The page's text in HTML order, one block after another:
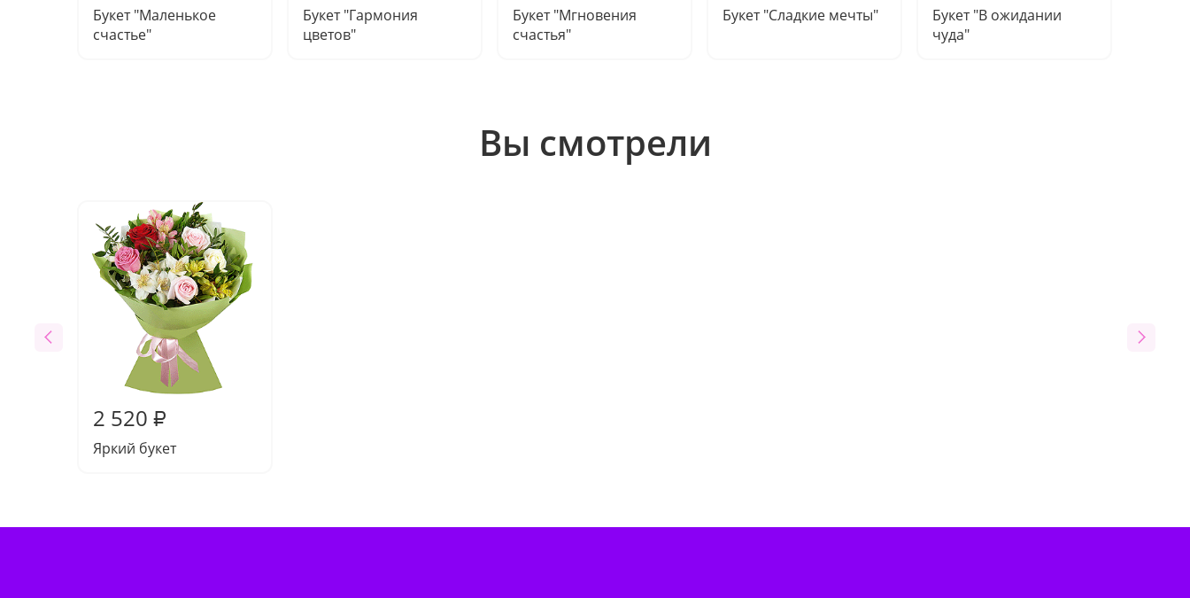
Букет "Маленькое
счастье"
Букет "Гармония
цветов"
Букет "Мгновения
счастья"
Букет "Сладкие мечты"
Букет "В ожидании
чуда"
Вы смотрели
2 520 ₽
Яркий букет